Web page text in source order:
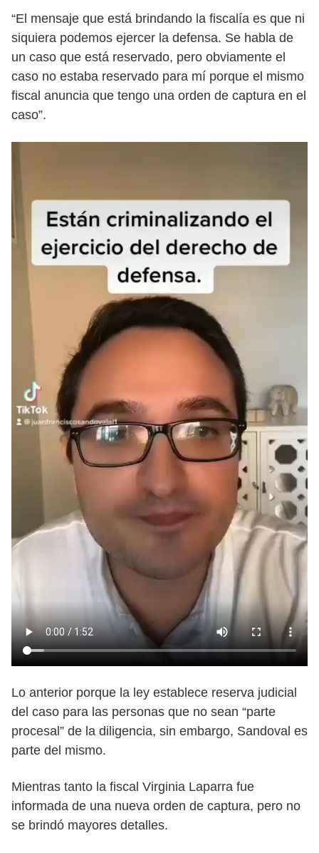
“El mensaje que está brindando la fiscalía es que ni
siquiera podemos ejercer la defensa. Se habla de
un caso que está reservado, pero obviamente el
caso no estaba reservado para mí porque el mismo
fiscal anuncia que tengo una orden de captura en el
caso”.
Lo anterior porque la ley establece reserva judicial
del caso para las personas que no sean “parte
procesal” de la diligencia, sin embargo, Sandoval es
parte del mismo.
Mientras tanto la fiscal Virginia Laparra fue
informada de una nueva orden de captura, pero no
se brindó mayores detalles.